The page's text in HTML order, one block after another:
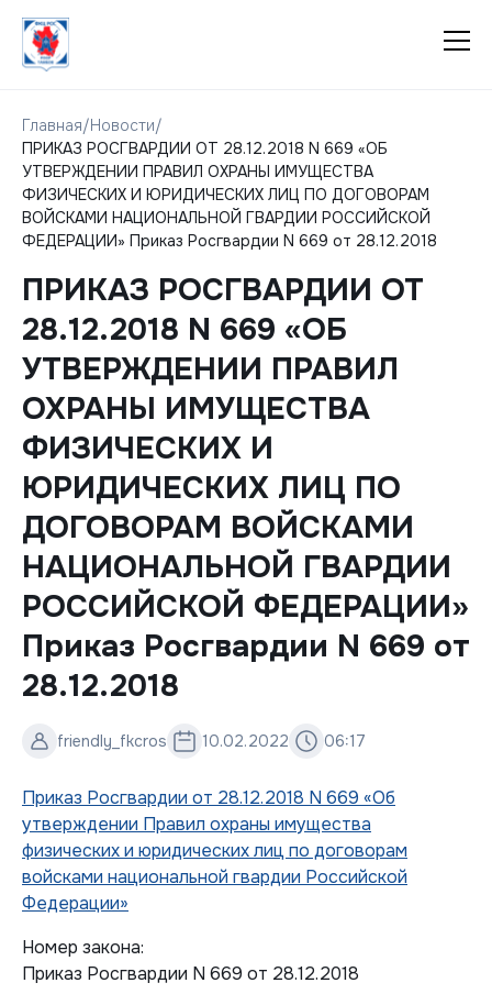
Главная/Новости/
ПРИКАЗ РОСГВАРДИИ ОТ 28.12.2018 N 669 «ОБ
УТВЕРЖДЕНИИ ПРАВИЛ ОХРАНЫ ИМУЩЕСТВА
ФИЗИЧЕСКИХ И ЮРИДИЧЕСКИХ ЛИЦ ПО ДОГОВОРАМ
ВОЙСКАМИ НАЦИОНАЛЬНОЙ ГВАРДИИ РОССИЙСКОЙ
ФЕДЕРАЦИИ» Приказ Росгвардии N 669 от 28.12.2018
ПРИКАЗ РОСГВАРДИИ ОТ
28.12.2018 N 669 «ОБ
УТВЕРЖДЕНИИ ПРАВИЛ
ОХРАНЫ ИМУЩЕСТВА
ФИЗИЧЕСКИХ И
ЮРИДИЧЕСКИХ ЛИЦ ПО
ДОГОВОРАМ ВОЙСКАМИ
НАЦИОНАЛЬНОЙ ГВАРДИИ
РОССИЙСКОЙ ФЕДЕРАЦИИ»
Приказ Росгвардии N 669 от
28.12.2018
friendly_fkcros 10.02.2022 06:17
Приказ Росгвардии от 28.12.2018 N 669 «Об
утверждении Правил охраны имущества
физических и юридических лиц по договорам
войсками национальной гвардии Российской
Федерации»
Номер закона:
Приказ Росгвардии N 669 от 28.12.2018